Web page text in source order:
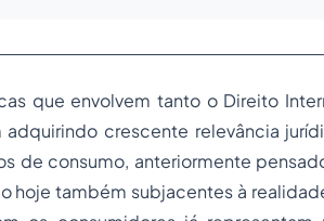
que envolvem tanto o Direito
crescente relevância
de consumo, anteriormente
hoje também subjacentes à